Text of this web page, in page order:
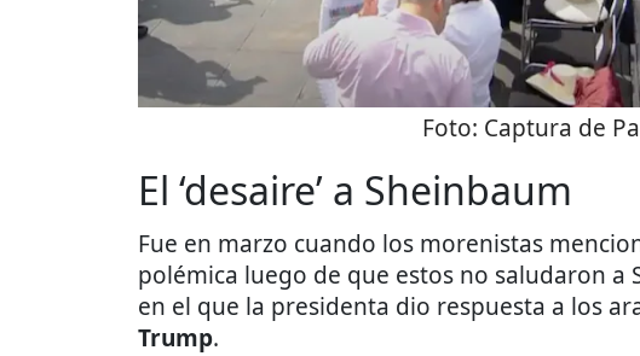
Foto: Captura de
El ‘desaire’ a Sheinbaum
Fue en marzo cuando los morenistas
polémica luego de que estos no saludaron
en el que la presidenta dio respuesta a los
Trump.